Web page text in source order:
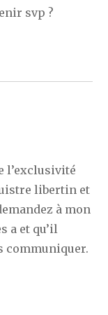
svp ?
l’exclusivité
libertin et
à mon
a et qu’il
communiquer.